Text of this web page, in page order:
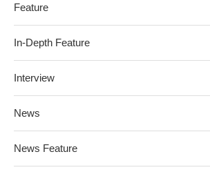
Feature
In-Depth Feature
Interview
News
News Feature